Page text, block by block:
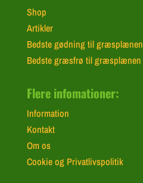
Shop
Artikler
Bedste gødning til græsplænen
Bedste græsfrø til græsplænen
Flere infomationer:
Information
Kontakt
Om os
Cookie og Privatlivspolitik